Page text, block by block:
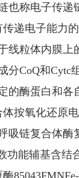
也称电子传递
递电子能力
线粒体内膜上
分CoQ和Cytc
的酶蛋白和各
体按氧化还原
吸链复合体酶
功能辅基含